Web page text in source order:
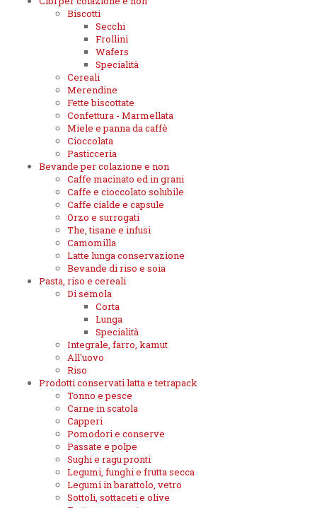
Biscotti
Secchi
Frollini
Wafers
Specialità
Cereali
Merendine
Fette biscottate
Confettura - Marmellata
Miele e panna da caffè
Cioccolata
Pasticceria
Bevande per colazione e non
Caffe macinato ed in grani
Caffe e cioccolato solubile
Caffe cialde e capsule
Orzo e surrogati
The, tisane e infusi
Camomilla
Latte lunga conservazione
Bevande di riso e soia
Pasta, riso e cereali
Di semola
Corta
Lunga
Specialità
Integrale, farro, kamut
All'uovo
Riso
Prodotti conservati latta e tetrapack
Tonno e pesce
Carne in scatola
Capperi
Pomodori e conserve
Passate e polpe
Sughi e ragu pronti
Legumi, funghi e frutta secca
Legumi in barattolo, vetro
Sottoli, sottaceti e olive